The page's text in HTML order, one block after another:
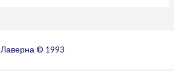
Лаверна © 1993